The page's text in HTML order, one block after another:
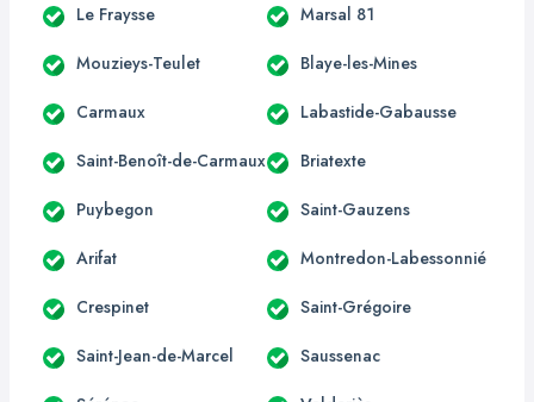
Le Fraysse Marsal 81
Mouzieys-Teulet Blaye-les-Mines
Carmaux Labastide-Gabausse
Saint-Benoît-de-Carmaux Briatexte
Puybegon Saint-Gauzens
Arifat Montredon-Labessonnié
Crespinet Saint-Grégoire
Saint-Jean-de-Marcel Saussenac